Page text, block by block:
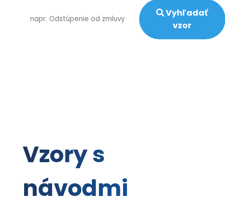
Vyhľadať
vzor
Vzorys
návodmi